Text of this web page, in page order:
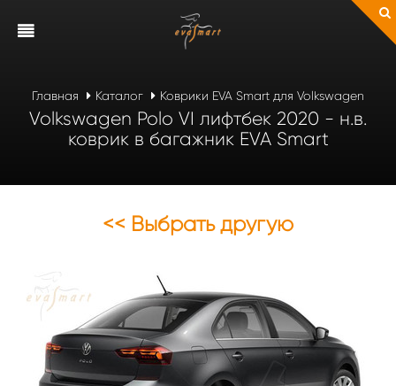
Главная Каталог Коврики EVA Smart для Volkswagen
Volkswagen Polo VI лифтбек 2020 - н.в.
коврик в багажник EVA Smart
<< Выбрать другую